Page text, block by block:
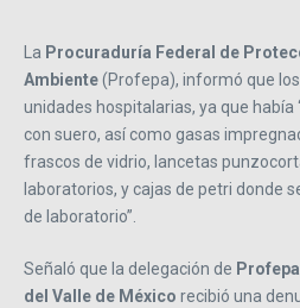
La Procuraduría Federal de
Ambiente(Profepa), informó que
unidades hospitalarias, ya que había
con suero, así como gasas
frascos de vidrio, lancetas
laboratorios, y cajas de petri donde
de laboratorio”.
Señaló que la delegación de Profepa
del Valle de México recibió una